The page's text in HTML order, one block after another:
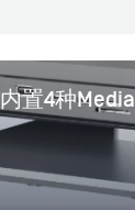
内置4种Media